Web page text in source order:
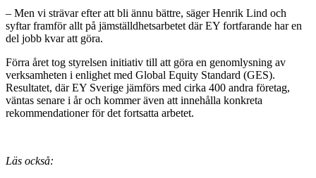
– Men vi strävar efter att bli ännu bättre, säger Henrik Lind och
syftar framför allt på jämställdhetsarbetet där EY fortfarande har en
del jobb kvar att göra.
Förra året tog styrelsen initiativ till att göra en genomlysning av
verksamheten i enlighet med Global Equity Standard (GES).
Resultatet, där EY Sverige jämförs med cirka 400 andra företag,
väntas senare i år och kommer även att innehålla konkreta
rekommendationer för det fortsatta arbetet.
Läs också: